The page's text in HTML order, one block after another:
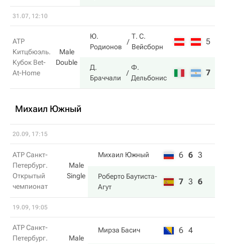
31.07, 12:10
ATP
Китцбюэль.
Кубок Bet-
At-Home
Male
Double
Ю.
Родионов
Т. С.
Вейсборн
5
Д.
Браччали
Ф.
Дельбонис
7
Михаил Южный
20.09, 17:15
ATP Санкт-
Петербург.
Открытый
чемпионат
Male
Single
Михаил Южный 6 6 3
Роберто Баутиста-
Агут
7 3 6
19.09, 19:05
ATP Санкт-
Петербург.
Male
Мирза Басич 6 4